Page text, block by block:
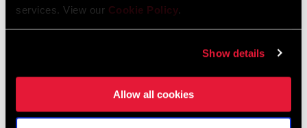
services. View our Cookie Policy.
Show details
Allow all cookies
HÄNDLERSUCHE